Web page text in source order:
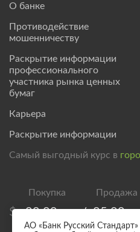
О банке
Противодействие
мошенничеству
Раскрытие информации
профессионального
участника рынка ценных
бумаг
Карьера
Раскрытие информации
Самый выгодный курс в
$ 80,00 / 85,00
АО «Банк Русский